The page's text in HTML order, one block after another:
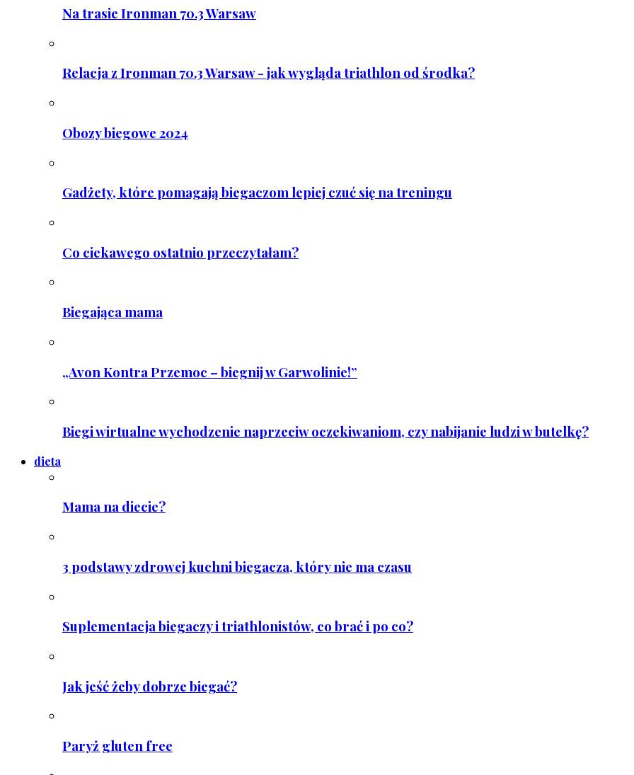
Na trasie Ironman 70.3 Warsaw
Relacja z Ironman 70.3 Warsaw - jak wygląda triathlon od środka?
Obozy biegowe 2024
Gadżety, które pomagają biegaczom lepiej czuć się na treningu
Co ciekawego ostatnio przeczytałam?
Biegająca mama
„Avon Kontra Przemoc – biegnij w Garwolinie!”
Biegi wirtualne wychodzenie naprzeciw oczekiwaniom, czy nabijanie ludzi w butelkę?
dieta
Mama na diecie?
3 podstawy zdrowej kuchni biegacza, który nie ma czasu
Suplementacja biegaczy i triathlonistów, co brać i po co?
Jak jeść żeby dobrze biegać?
Paryż gluten free